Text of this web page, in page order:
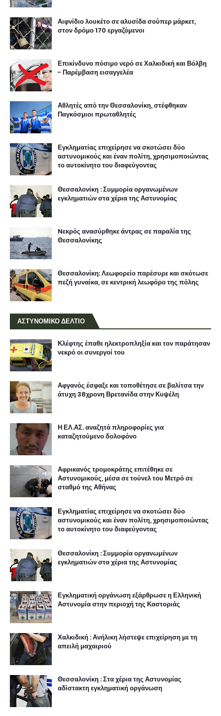
Αιφνίδιο λουκέτο σε αλυσίδα σούπερ μάρκετ,
στον δρόμο 170 εργαζόμενοι
Επικίνδυνο πόσιμο νερό σε Χαλκιδική και Βόλβη
- Παρέμβαση εισαγγελέα
Αθλητές από την Θεσσαλονίκη, στέφθηκαν
Παγκόσμιοι πρωταθλητές
Εγκληματίας επιχείρησε να σκοτώσει δύο
αστυνομικούς και έναν πολίτη, χρησιμοποιώντας
το αυτοκίνητο του διαφεύγοντας
Θεσσαλονίκη : Συμμορία οργανωμένων
εγκληματιών στα χέρια της Αστυνομίας
Nεκρός ανασύρθηκε άντρας σε παραλία της
Θεσσαλονίκης
Θεσσαλονίκη: Λεωφορείο παρέσυρε και σκότωσε
πεζή γυναίκα, σε κεντρική λεωφόρο της πόλης
ΑΣΤΥΝΟΜΙΚΟ ΔΕΛΤΙΟ
Κλέφτης έπαθε ηλεκτροπληξία και τον παράτησαν
νεκρό οι συνεργοί του
Αφγανός έσφαξε και τοποθέτησε σε βαλίτσα την
άτυχη 38χρονη Βρετανίδα στην Κυψέλη
Η ΕΛ.ΑΣ. αναζητά πληροφορίες για
καταζητούμενο δολοφόνο
Αφρικανός τρομοκράτης επιτέθηκε σε
Αστυνομικούς, μέσα σε τούνελ του Μετρό σε
σταθμό της Αθήνας
Εγκληματίας επιχείρησε να σκοτώσει δύο
αστυνομικούς και έναν πολίτη, χρησιμοποιώντας
το αυτοκίνητο του διαφεύγοντας
Θεσσαλονίκη : Συμμορία οργανωμένων
εγκληματιών στα χέρια της Αστυνομίας
Εγκληματική οργάνωση εξάρθρωσε η Ελληνική
Αστυνομία στην περιοχή της Καστοριάς
Χαλκιδική : Ανήλικη λήστεψε επιχείρηση με τη
απειλή μαχαιριού
Θεσσαλονίκη : Στα χέρια της Αστυνομίας
αδίστακτη εγκληματική οργάνωση